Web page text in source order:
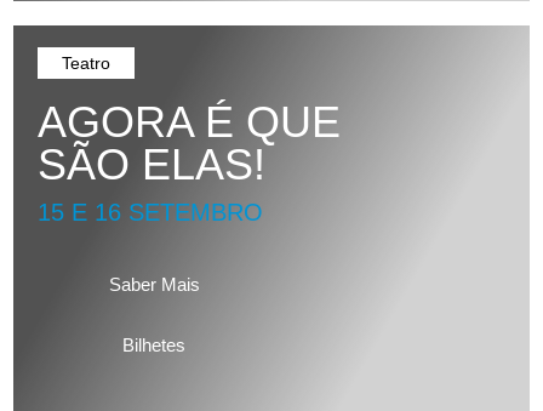
Teatro
AGORA É QUE
SÃO ELAS!
15 E 16 SETEMBRO
Saber Mais
Bilhetes